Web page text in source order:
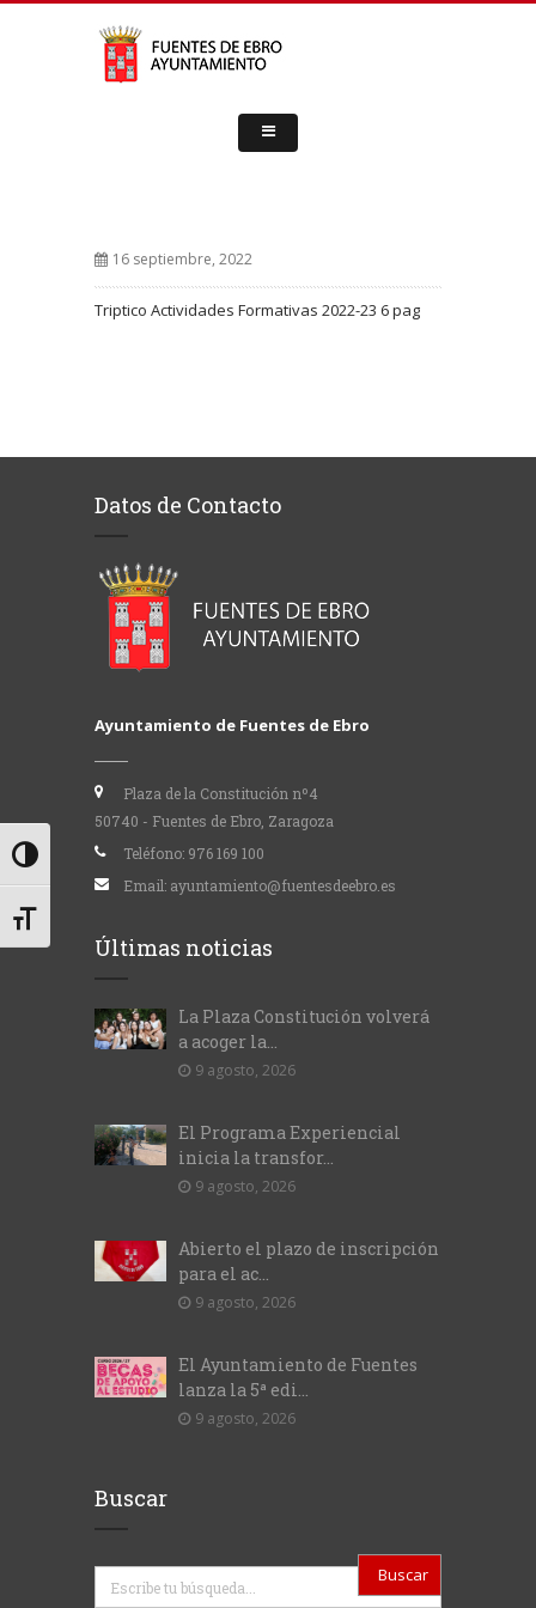
Alternar alto contraste
Alternar tamaño de letra
16 septiembre, 2022
Triptico Actividades Formativas 2022-23 6 pag
Datos de Contacto
Ayuntamiento de Fuentes de Ebro
Plaza de la Constitución nº4
50740 - Fuentes de Ebro, Zaragoza
Teléfono: 976 169 100
Email: ayuntamiento@fuentesdeebro.es
Últimas noticias
La Plaza Constitución volverá
a acoger la...
9 agosto, 2026
El Programa Experiencial
inicia la transfor...
9 agosto, 2026
Abierto el plazo de inscripción
para el ac...
9 agosto, 2026
El Ayuntamiento de Fuentes
lanza la 5ª edi...
9 agosto, 2026
Buscar
Buscar